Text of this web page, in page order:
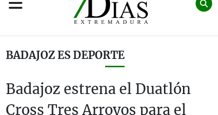
BADAJOZ ES DEPORTE
Badajoz estrena el Duatlón
Cross Tres Arroyos para el